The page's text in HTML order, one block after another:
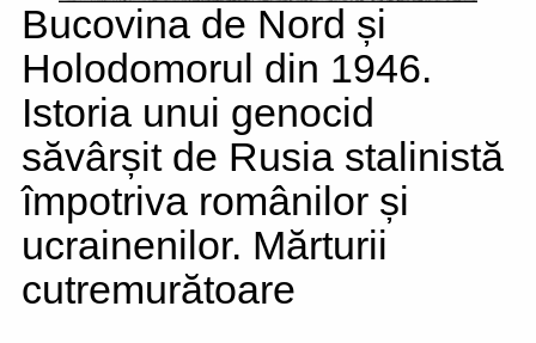
Bucovina de Nord și
Holodomorul din 1946.
Istoria unui genocid
săvârșit de Rusia stalinistă
împotriva românilor și
ucrainenilor. Mărturii
cutremurătoare